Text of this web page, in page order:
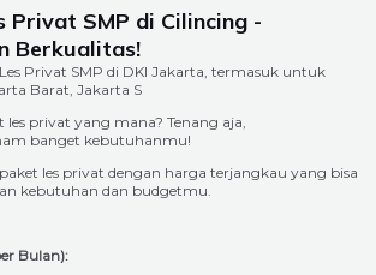
Privat SMP di Cilincing -
Berkualitas!
privat yang mana? Tenang aja,
banget kebutuhanmu!
les privat dengan harga terjangkau yang bisa
kebutuhan dan budgetmu.
Bulan):